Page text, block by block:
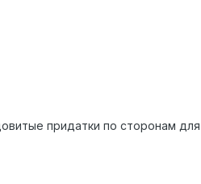
придатки по сторонам